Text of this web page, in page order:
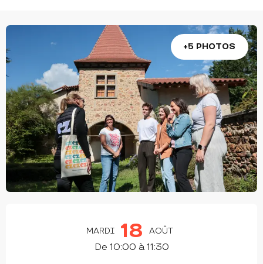
+5 PHOTOS
MARDI 18 AOÛT
De 10:00 à 11:30